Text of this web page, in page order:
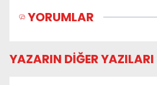
YORUMLAR
YAZARIN DİĞER YAZILARI